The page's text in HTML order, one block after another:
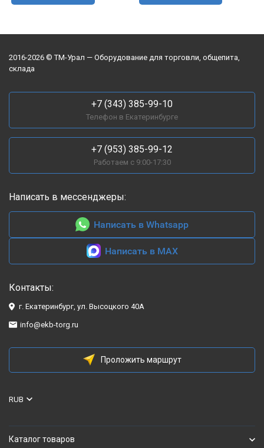
2016-2026 © ТМ-Урал — Оборудование для торговли, общепита,
склада
+7 (343) 385-99-10
Телефон в Екатеринбурге
+7 (953) 385-99-12
Работаем с 9:00-17:30
Написать в мессенджеры:
Написать в Whatsapp
Написать в MAX
Контакты:
г. Екатеринбург, ул. Высоцкого 40А
info@ekb-torg.ru
Проложить маршрут
RUB
Каталог товаров